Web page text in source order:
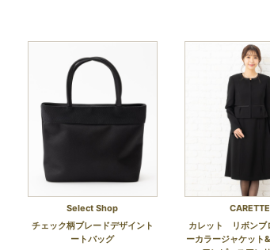
Select Shop
チェック柄ブレードデザイント
ートバッグ
CARETTE
カレット リボンブ
ーカラージャケット